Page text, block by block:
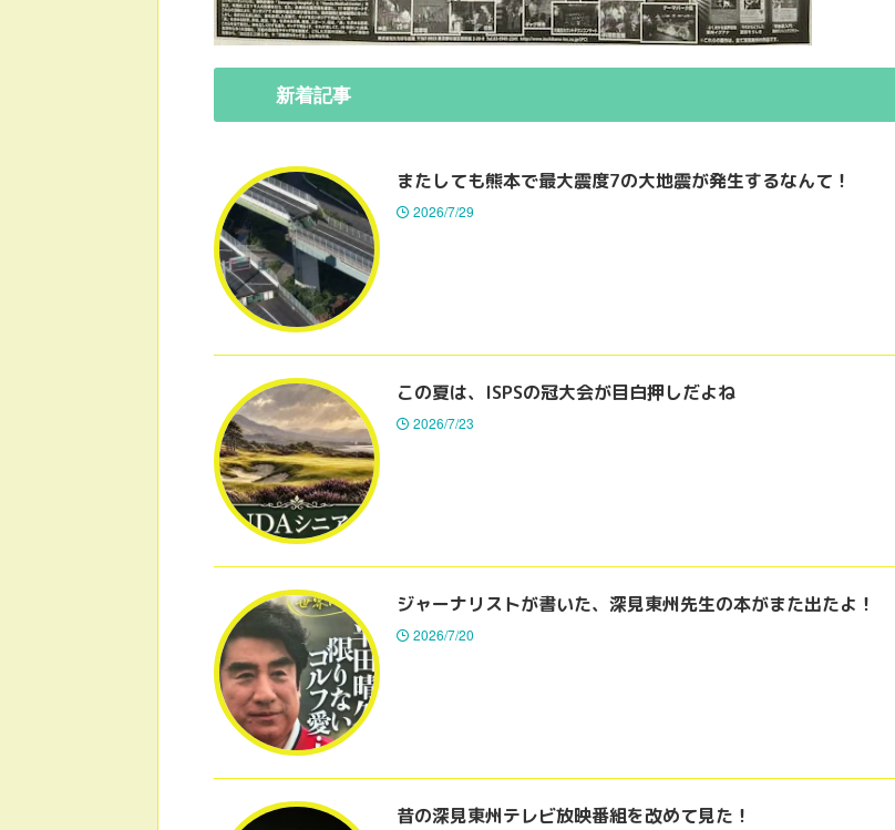
新着記事
またしても熊本で最大震度7の大地震が発生するなんて！
2026/7/29
この夏は、ISPSの冠大会が目白押しだよね
2026/7/23
ジャーナリストが書いた、深見東州先生の本がまた出たよ！
2026/7/20
昔の深見東州テレビ放映番組を改めて見た！